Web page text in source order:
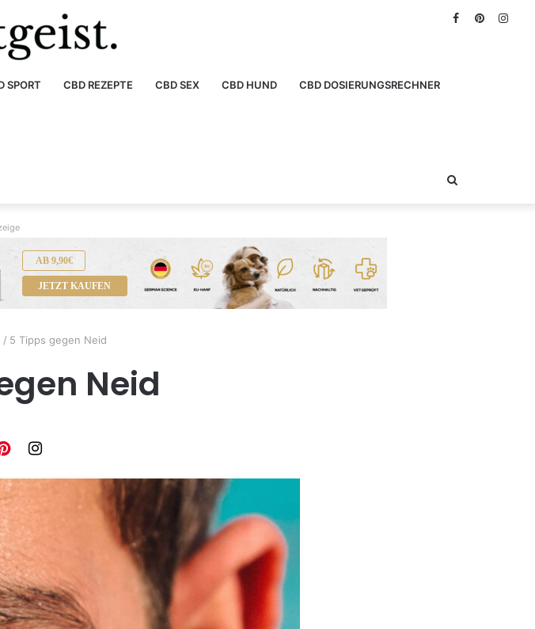
Pinterest
Facebook
SPORT CBD REZEPTE CBD SEX CBD HUND CBD DOSIERUNGSRECHNER
AB 9,90€
JETZT KAUFEN
/ 5 Tipps gegen Neid
Neid